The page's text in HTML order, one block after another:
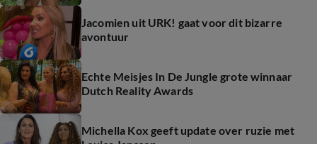
Jacomien uit URK! gaat voor dit bizarre
avontuur
Echte Meisjes In De Jungle grote winnaar
Dutch Reality Awards
Michella Kox geeft update over ruzie met